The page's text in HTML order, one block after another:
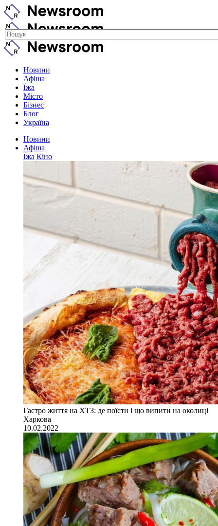
Новини
Афіша
Їжа
Місто
Бізнес
Блог
Україна
Новини
Афіша
Їжа Кіно
Гастро життя на ХТЗ: де поїсти і що випити на околиці
Харкова
10.02.2022